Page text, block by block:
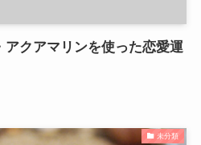
クアマリンを使った恋愛運
未分類